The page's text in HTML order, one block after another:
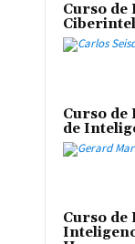
Curso de
Curso de
de
Curso de